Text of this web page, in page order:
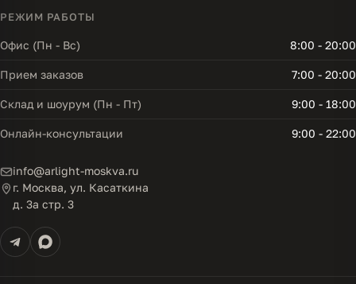
РЕЖИМ РАБОТЫ
Офис (Пн - Вс) 8:00 - 20:00
Прием заказов 7:00 - 20:00
Склад и шоурум (Пн - Пт) 9:00 - 18:00
Онлайн-консультации 9:00 - 22:00
info@arlight-moskva.ru
г. Москва, ул. Касаткина
д. 3а стр. 3